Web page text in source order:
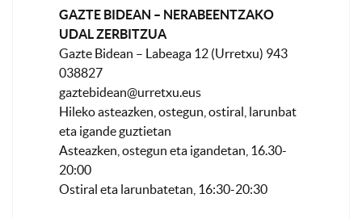
GAZTE BIDEAN – NERABEENTZAKO
UDAL ZERBITZUA
Gazte Bidean – Labeaga 12 (Urretxu) 943
038827
gaztebidean@urretxu.eus
Hileko asteazken, ostegun, ostiral, larunbat
eta igande guztietan
Asteazken, ostegun eta igandetan, 16.30-
20:00
Ostiral eta larunbatetan, 16:30-20:30